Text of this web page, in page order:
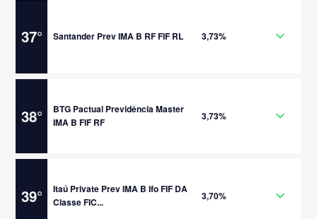
37° Santander Prev IMA B RF FIF RL 3,73%
38°
BTG Pactual Previdência Master
IMA B FIF RF
3,73%
39°
Itaú Private Prev IMA B Ifo FIF DA
Classe FIC...
3,70%